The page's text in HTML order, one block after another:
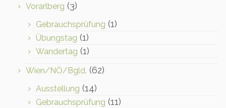
Vorarlberg (3)
Gebrauchsprüfung (1)
Übungstag (1)
Wandertag (1)
Wien/NÖ/Bgld. (62)
Ausstellung (14)
Gebrauchsprüfung (11)